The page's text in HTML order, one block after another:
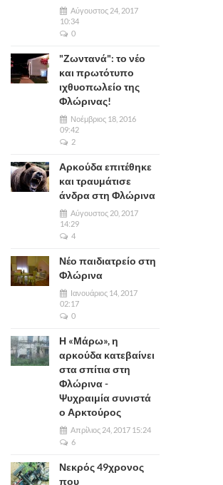
Αύγουστος 24, 2017
10:34
0
"Ζωντανά": το νέο
και πρωτότυπο
ιχθυοπωλείο της
Φλώρινας!
Νοέμβριος 18, 2016
09:42
2
Αρκούδα επιτέθηκε
και τραυμάτισε
άνδρα στη Φλώρινα
Αύγουστος 20, 2017
14:29
4
Νέο παιδιατρείο στη
Φλώρινα
Ιανουάριος 14, 2017
02:17
0
Η «Μάρω», η
αρκούδα κατεβαίνει
στα σπίτια στη
Φλώρινα -
Ψυχραιμία συνιστά
ο Αρκτούρος
Απρίλιος 24, 2017 15:24
6
Νεκρός 49χρονος
που